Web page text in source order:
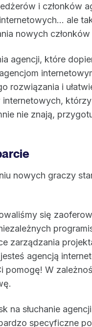
i członków
ale
nowych
agencji, które
rozwiązania i
nie znają,
nowych graczy
się
zarządzania
agencją
pomogę! W
na słuchanie
specyficzne